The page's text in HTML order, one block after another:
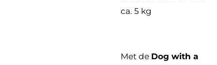
ca. 5 kg
Met de Dog with a